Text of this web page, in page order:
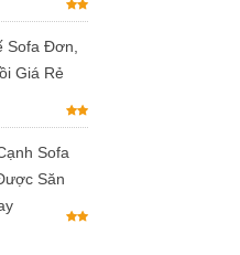
Sofa Đơn,
Giá Rẻ
Sofa
Săn